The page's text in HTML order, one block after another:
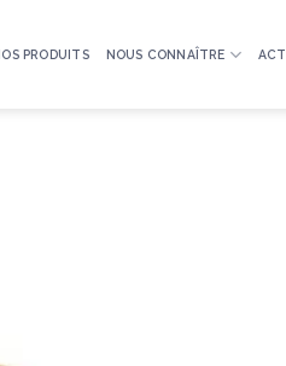
PRODUITS NOUS CONNAÎTRE